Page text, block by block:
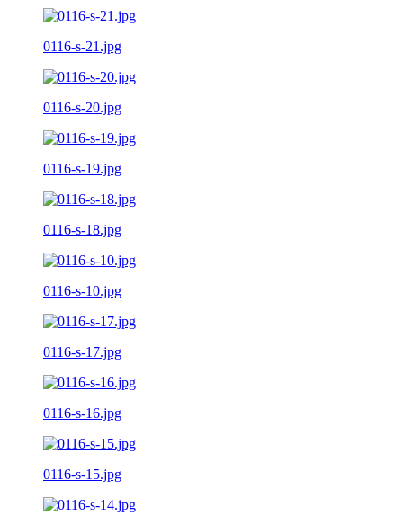
0116-s-21.jpg
0116-s-20.jpg
0116-s-19.jpg
0116-s-18.jpg
0116-s-10.jpg
0116-s-17.jpg
0116-s-16.jpg
0116-s-15.jpg